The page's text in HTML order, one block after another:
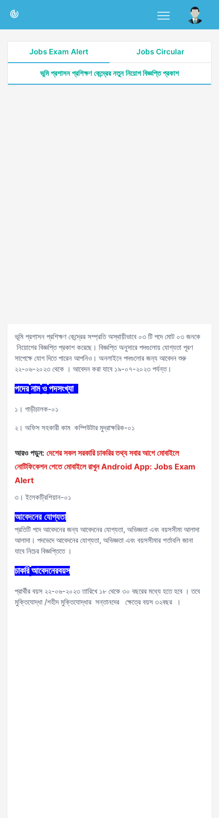
Jobs Exam Alert Jobs Circular
ভূমি প্রশাসন প্রশিক্ষণ কেন্দ্রের নতুন নিয়োগ বিজ্ঞপ্তি প্রকাশ
ভূমি প্রশাসন প্রশিক্ষণ কেন্দ্রের সম্প্রতি অস্থায়ীভাবে ০৩ টি পদে মোট ০৩ জনকে
নিয়োগের বিজ্ঞপ্তি প্রকাশ করেছে। বিজ্ঞপ্তি অনুসারে পদগুলোয় যোগ্যতা পূরণ
সাপেক্ষে যোগ দিতে পারেন আপনিও। অনলাইনে পদগুলোর জন্য আবেদন শুরু
২২-০৬-২০২৩ থেকে । আবেদন করা যাবে ১৯-০৭-২০২৩ পর্যন্ত।
পদের নাম ও পদসংখ্যা
১। গাড়ীচালক-০১
২। অফিস সহকারী কাম কম্পিউটার মুদ্রাক্ষরিক-০১
আরও পড়ুন: দেশের সকল সরকারি চাকরির তথ্য সবার আগে মোবাইলে
নোটিফিকেশন পেতে মোবাইলে রাখুন Android App: Jobs Exam
Alert
৩। ইলেকট্রিশিয়ান-০১
আবেদনের যোগ্যতা
প্রতিটি পদে আবেদনের জন্য আবেদনের যোগ্যতা, অভিজ্ঞতা এবং বয়সসীমা আলাদা
আলাদা। পদভেদে আবেদনের যোগ্যতা, অভিজ্ঞতা এবং বয়সসীমার শর্তাবলি জানা
যাবে নিচের বিজ্ঞপ্তিতে ।
চাকরি আবেদনেরবয়স
প্রার্থীর বয়স ২২-০৬-২০২৩ তারিখে ১৮ থেকে ৩০ বছরের মধ্যে হতে হবে । তবে
মুক্তিযোদ্ধা /শহীদ মুক্তিযোদ্ধার সন্তানদের ক্ষেত্রে বয়স ৩২বছর ।